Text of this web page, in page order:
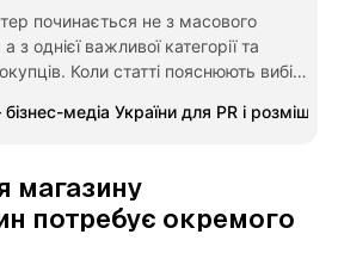
починається не з масового
з однієї важливої категорії та
Коли статті пояснюють вибір,
й логічно ведуть до каталогу, сайт
без переспаму.
медіа України для PR і
магазину
потребує окремого